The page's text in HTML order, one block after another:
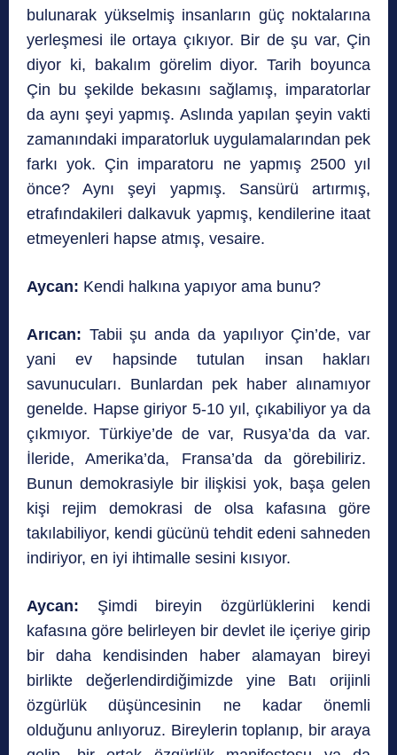
bulunarak yükselmiş insanların güç noktalarına
yerleşmesi ile ortaya çıkıyor. Bir de şu var, Çin
diyor ki, bakalım görelim diyor. Tarih boyunca
Çin bu şekilde bekasını sağlamış, imparatorlar
da aynı şeyi yapmış. Aslında yapılan şeyin vakti
zamanındaki imparatorluk uygulamalarından pek
farkı yok. Çin imparatoru ne yapmış 2500 yıl
önce? Aynı şeyi yapmış. Sansürü artırmış,
etrafındakileri dalkavuk yapmış, kendilerine itaat
etmeyenleri hapse atmış, vesaire.
Aycan: Kendi halkına yapıyor ama bunu?
Arıcan: Tabii şu anda da yapılıyor Çin’de, var
yani ev hapsinde tutulan insan hakları
savunucuları. Bunlardan pek haber alınamıyor
genelde. Hapse giriyor 5-10 yıl, çıkabiliyor ya da
çıkmıyor. Türkiye’de de var, Rusya’da da var.
İleride, Amerika’da, Fransa’da da görebiliriz.
Bunun demokrasiyle bir ilişkisi yok, başa gelen
kişi rejim demokrasi de olsa kafasına göre
takılabiliyor, kendi gücünü tehdit edeni sahneden
indiriyor, en iyi ihtimalle sesini kısıyor.
Aycan: Şimdi bireyin özgürlüklerini kendi
kafasına göre belirleyen bir devlet ile içeriye girip
bir daha kendisinden haber alamayan bireyi
birlikte değerlendirdiğimizde yine Batı orijinli
özgürlük düşüncesinin ne kadar önemli
olduğunu anlıyoruz. Bireylerin toplanıp, bir araya